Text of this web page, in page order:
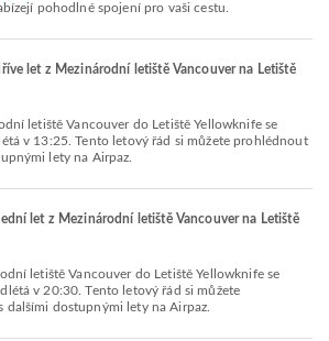
pohodlné spojení pro vaši cestu.
let z Mezinárodní letiště Vancouver na Letiště
v 13:25. Tento letový řád si můžete prohlédnout
lety na Airpaz.
let z Mezinárodní letiště Vancouver na Letiště
v 20:30. Tento letový řád si můžete
dostupnými lety na Airpaz.